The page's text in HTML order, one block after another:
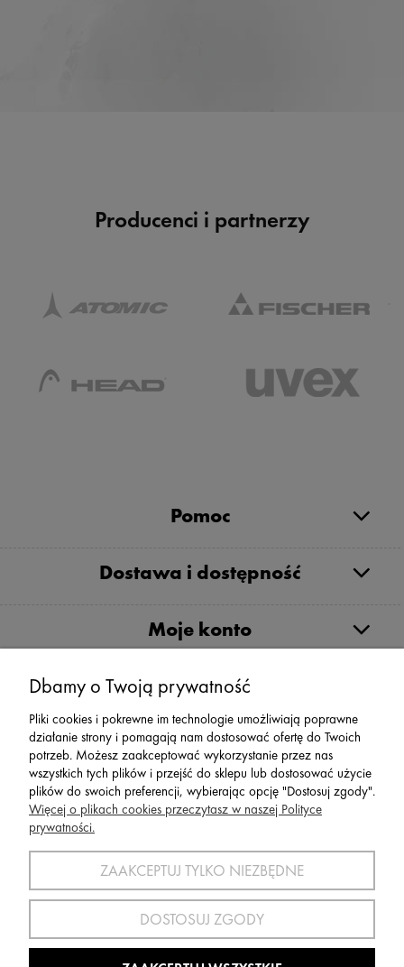
Producenci i partnerzy
Pomoc
Dostawa i dostępność
Moje konto
Serwis
Zwroty,Reklamacje Wymiany
SPORT 2002 ||
dolnośląskie, NIP: 611-24-66-379 || E-
sport2002@onet.eutel:(75) 777 76 36
Wszelkie Prawa Zastrzeżone © 2022 Sport2002.pl
Wdrożenie:Agencja InteraktywnaDesignOrka|Sklep Shoper.pl
Dbamy o Twoją prywatność
Pliki cookies i pokrewne im technologie umożliwiają poprawne
działanie strony i pomagają nam dostosować ofertę do Twoich
potrzeb. Możesz zaakceptować wykorzystanie przez nas
wszystkich tych plików i przejść do sklepu lub dostosować użycie
plików do swoich preferencji, wybierając opcję "Dostosuj zgody".
Więcej o plikach cookies przeczytasz w naszej Polityce
prywatności.
ZAAKCEPTUJ TYLKO NIEZBĘDNE
DOSTOSUJ ZGODY